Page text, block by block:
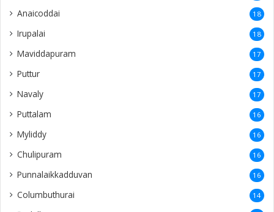
Anaicoddai 18
Irupalai 18
Maviddapuram 17
Puttur 17
Navaly 17
Puttalam 16
Myliddy 16
Chulipuram 16
Punnalaikkadduvan 16
Columbuthurai 14